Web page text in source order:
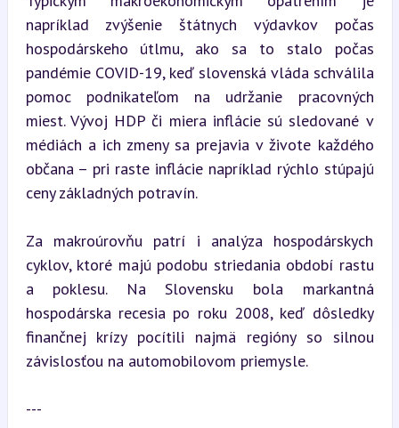
napríklad zvýšenie štátnych výdavkov počas
hospodárskeho útlmu, ako sa to stalo počas
pandémie COVID-19, keď slovenská vláda schválila
pomoc podnikateľom na udržanie pracovných
miest. Vývoj HDP či miera inflácie sú sledované v
médiách a ich zmeny sa prejavia v živote každého
občana – pri raste inflácie napríklad rýchlo stúpajú
ceny základných potravín.
Za makroúrovňu patrí i analýza hospodárskych
cyklov, ktoré majú podobu striedania období rastu
a poklesu. Na Slovensku bola markantná
hospodárska recesia po roku 2008, keď dôsledky
finančnej krízy pocítili najmä regióny so silnou
závislosťou na automobilovom priemysle.
---